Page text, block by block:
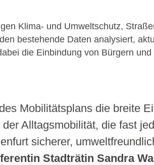
Klima- und Umweltschutz,
bestehende Daten analysiert,
die Einbindung von Bürgern
Mobilitätsplans die breite
Alltagsmobilität, die fast
sicherer,
Stadträtin Sandra